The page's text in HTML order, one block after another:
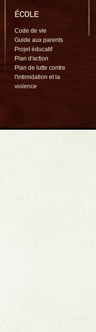
ÉCOLE
Code de vie
Guide aux parents
Projet éducatif
Plan d'action
Plan de lutte contre
l'intimidation et la
violence